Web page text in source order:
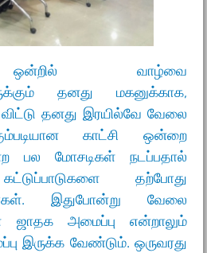
ஒன்றில் வாழ்வை
தனது மகனுக்காக,
தனது இரயில்வே வேலை
காட்சி ஒன்றை
பல மோசடிகள் நடப்பதால்
தற்போது
இதுபோன்று வேலை
ஜாதக அமைப்பு என்றாலும்
இருக்க வேண்டும். ஒருவரது